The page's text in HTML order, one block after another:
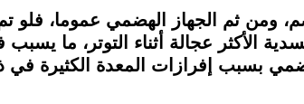
ومن ثم الجهاز الهضمي عموما،
الأكثر عجالة أثناء التوتر، ما
بسبب إفرازات المعدة الكثيرة في